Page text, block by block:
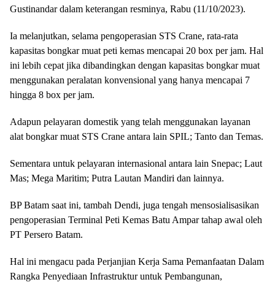
Gustinandar dalam keterangan resminya, Rabu (11/10/2023).
Ia melanjutkan, selama pengoperasian STS Crane, rata-rata
kapasitas bongkar muat peti kemas mencapai 20 box per jam. Hal
ini lebih cepat jika dibandingkan dengan kapasitas bongkar muat
menggunakan peralatan konvensional yang hanya mencapai 7
hingga 8 box per jam.
Adapun pelayaran domestik yang telah menggunakan layanan
alat bongkar muat STS Crane antara lain SPIL; Tanto dan Temas.
Sementara untuk pelayaran internasional antara lain Snepac; Laut
Mas; Mega Maritim; Putra Lautan Mandiri dan lainnya.
BP Batam saat ini, tambah Dendi, juga tengah mensosialisasikan
pengoperasian Terminal Peti Kemas Batu Ampar tahap awal oleh
PT Persero Batam.
Hal ini mengacu pada Perjanjian Kerja Sama Pemanfaatan Dalam
Rangka Penyediaan Infrastruktur untuk Pembangunan,